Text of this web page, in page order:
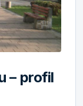
– profil